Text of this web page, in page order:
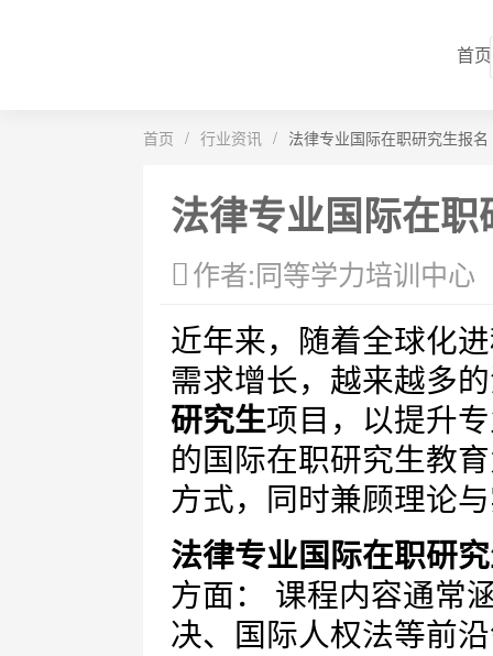
首页
首页 / 行业资讯 / 法律专业国际在职研究生报名
法律专业国际在职
作者:同等学力培训中心
近年来，随着全球化
需求增长，越来越多
研究生项目，以提升
的国际在职研究生教
方式，同时兼顾理论
法律专业国际在职研
方面： 课程内容通常
决、国际人权法等前